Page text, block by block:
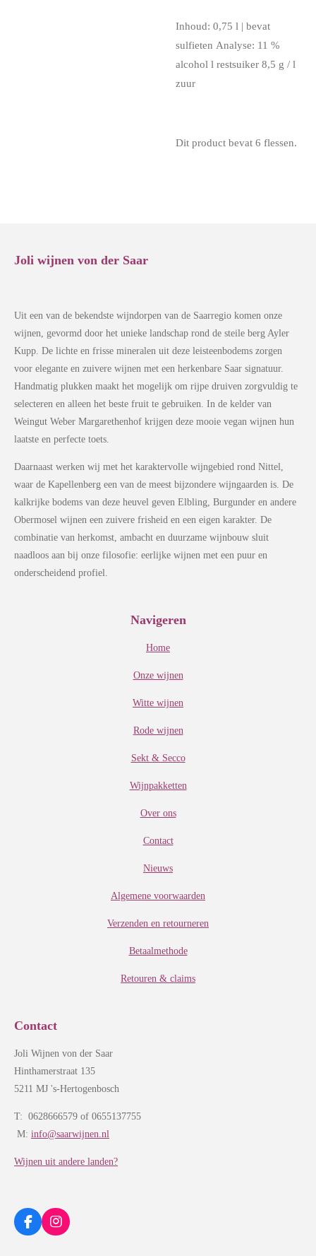
Inhoud: 0,75 l | bevat
sulfieten Analyse: 11 %
alcohol l restsuiker 8,5 g / l
zuur
Dit product bevat 6 flessen.
Joli wijnen von der Saar
Uit een van de bekendste wijndorpen van de Saarregio komen onze
wijnen, gevormd door het unieke landschap rond de steile berg Ayler
Kupp. De lichte en frisse mineralen uit deze leisteenbodems zorgen
voor elegante en zuivere wijnen met een herkenbare Saar signatuur.
Handmatig plukken maakt het mogelijk om rijpe druiven zorgvuldig te
selecteren en alleen het beste fruit te gebruiken. In de kelder van
Weingut Weber Margarethenhof krijgen deze mooie vegan wijnen hun
laatste en perfecte toets.
Daarnaast werken wij met het karaktervolle wijngebied rond Nittel,
waar de Kapellenberg een van de meest bijzondere wijngaarden is. De
kalkrijke bodems van deze heuvel geven Elbling, Burgunder en andere
Obermosel wijnen een zuivere frisheid en een eigen karakter. De
combinatie van herkomst, ambacht en duurzame wijnbouw sluit
naadloos aan bij onze filosofie: eerlijke wijnen met een puur en
onderscheidend profiel.
Navigeren
Home
Onze wijnen
Witte wijnen
Rode wijnen
Sekt & Secco
Wijnpakketten
Over ons
Contact
Nieuws
Algemene voorwaarden
Verzenden en retourneren
Betaalmethode
Retouren & claims
Contact
Joli Wijnen von der Saar
Hinthamerstraat 135
5211 MJ 's-Hertogenbosch
T: 0628666579 of 0655137755
M: info@saarwijnen.nl
Wijnen uit andere landen?
F
I